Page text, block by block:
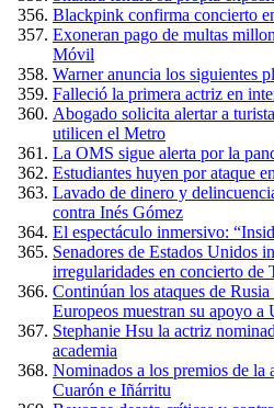
Blackpink confirma concierto
Exoneran pago de multas
Móvil
Warner anuncia los siguientes
Falleció la primera actriz en
Abogado solicita alertar a
utilicen el Metro
La OMS sigue alerta por la
Estudiantes huyen por ataque
Lavado de dinero y
contra Inés Gómez
El espectáculo inmersivo:
Senadores de Estados Unidos
irregularidades en concierto de
Continúan los ataques de
Europeos muestran su apoyo a
Stephanie Hsu la actriz
academia
Nominados a los premios de la
Cuarón e Iñárritu